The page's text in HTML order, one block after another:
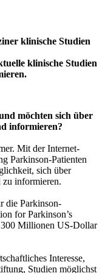
klinische Studien
klinische Studien
möchten sich über
informieren?
Mit der Internet-
Parkinson-Patienten
sich über
zu informieren.
die Parkinson-
for Parkinson’s
300 Millionen US-Dollar
Interesse,
Studien möglichst